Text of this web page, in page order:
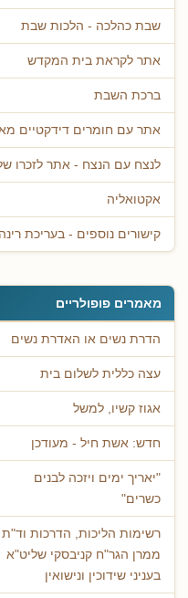
שבת כהלכה - הלכות שבת
אתר לקראת בית המקדש
ברכת השבת
אתר עם חומרים דידקטיים
לנצח עם הנצח - אתר לזכרו
אקטואליה
קישורים נוספים - בעריכת
מאמרים פופולריים
הדרת נשים או האדרת נשים
עצה כללית לשלום בית
אגוז קשיו, למשל
חדש: אשת חיל - מעודכן
"יאריך ימים ויזכה לבנים
כשרים"
רשימות הליכות, הדרכות וד"ת
ממרן הגר"ח קניבסקי שליט"א
בעניני שידוכין ונישואין